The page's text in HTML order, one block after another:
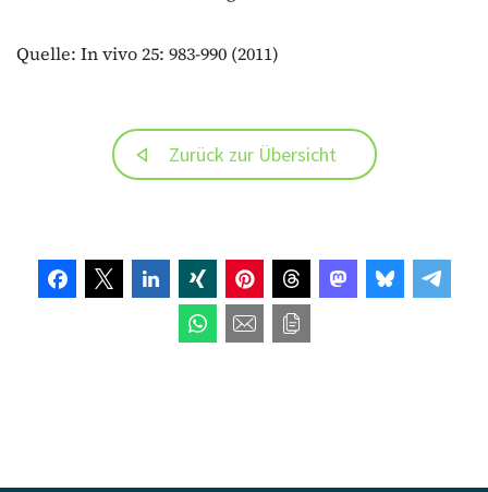
Quelle: In vivo 25: 983-990 (2011)
Zurück zur Übersicht